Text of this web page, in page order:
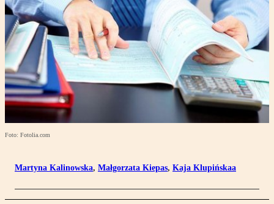
Foto: Fotolia.com
Martyna Kalinowska, Małgorzata Kiepas, Kaja Klupińskaa